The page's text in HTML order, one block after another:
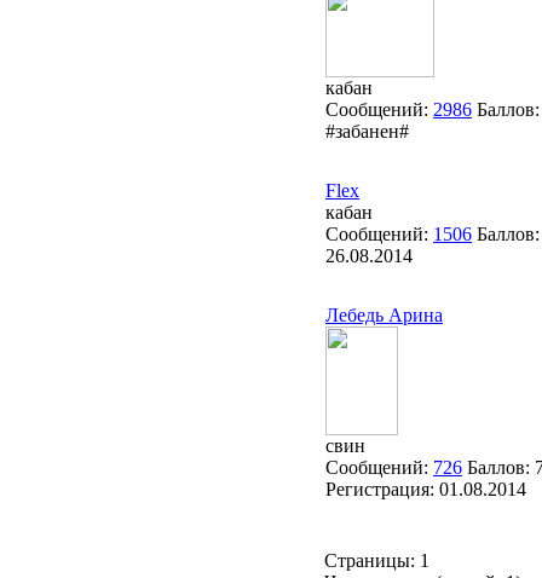
кабан
Сообщений: 2986
#забанен#
Flex
кабан
Сообщений: 1506
26.08.2014
Лебедь Арина
свин
Сообщений: 726 Баллов:
Регистрация: 01.08.2014
Страницы: 1